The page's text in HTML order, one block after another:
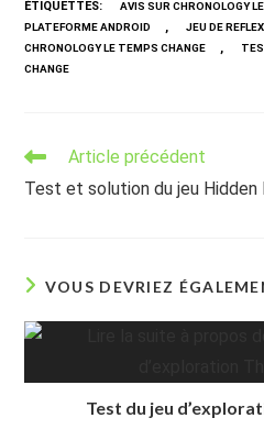
ÉTIQUETTES: AVIS SUR CHRONOLOGY
PLATEFORME ANDROID
, JEU DE
CHRONOLOGY LE TEMPS CHANGE
,
CHANGE
Read
articles
Article précédent
Test et solution du jeu Hidden
VOUS DEVRIEZ
Test du jeu